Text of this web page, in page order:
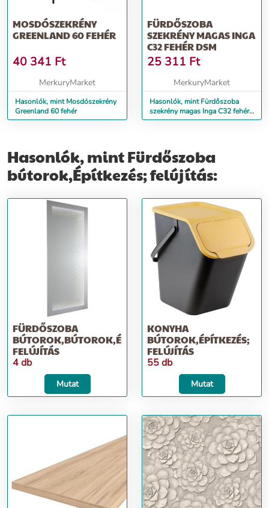
MOSDÓSZEKRÉNY
GREENLAND 60 FEHÉR
40 341 Ft
MerkuryMarket
Hasonlók, mint Mosdószekrény
Greenland 60 fehér
FÜRDŐSZOBA
SZEKRÉNY MAGAS INGA
C32 FEHÉR DSM
25 311 Ft
MerkuryMarket
Hasonlók, mint Fürdőszoba
szekrény magas Inga C32 fehér
Dsm
Hasonlók, mint Fürdőszoba
bútorok,Építkezés; felújítás:
FÜRDŐSZOBA
BÚTOROK,BÚTOROK,ÉPÍTKEZÉS;
FELÚJÍTÁS
4 db
Mutat
KONYHA
BÚTOROK,ÉPÍTKEZÉS;
FELÚJÍTÁS
55 db
Mutat